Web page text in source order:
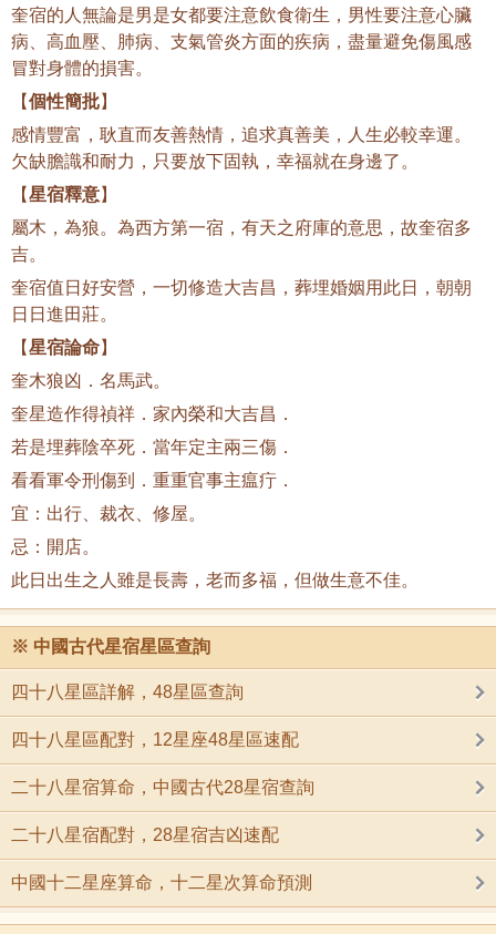
奎宿的人無論是男是女都要注意飲食衛生，男性要注意心臟
病、高血壓、肺病、支氣管炎方面的疾病，盡量避免傷風感
冒對身體的損害。
【個性簡批】
感情豐富，耿直而友善熱情，追求真善美，人生必較幸運。
欠缺膽識和耐力，只要放下固執，幸福就在身邊了。
【星宿釋意】
屬木，為狼。為西方第一宿，有天之府庫的意思，故奎宿多
吉。
奎宿值日好安營，一切修造大吉昌，葬埋婚姻用此日，朝朝
日日進田莊。
【星宿論命】
奎木狼凶．名馬武。
奎星造作得禎祥．家內榮和大吉昌．
若是埋葬陰卒死．當年定主兩三傷．
看看軍令刑傷到．重重官事主瘟疔．
宜：出行、裁衣、修屋。
忌：開店。
此日出生之人雖是長壽，老而多福，但做生意不佳。
※ 中國古代星宿星區查詢
四十八星區詳解，48星區查詢
四十八星區配對，12星座48星區速配
二十八星宿算命，中國古代28星宿查詢
二十八星宿配對，28星宿吉凶速配
中國十二星座算命，十二星次算命預測